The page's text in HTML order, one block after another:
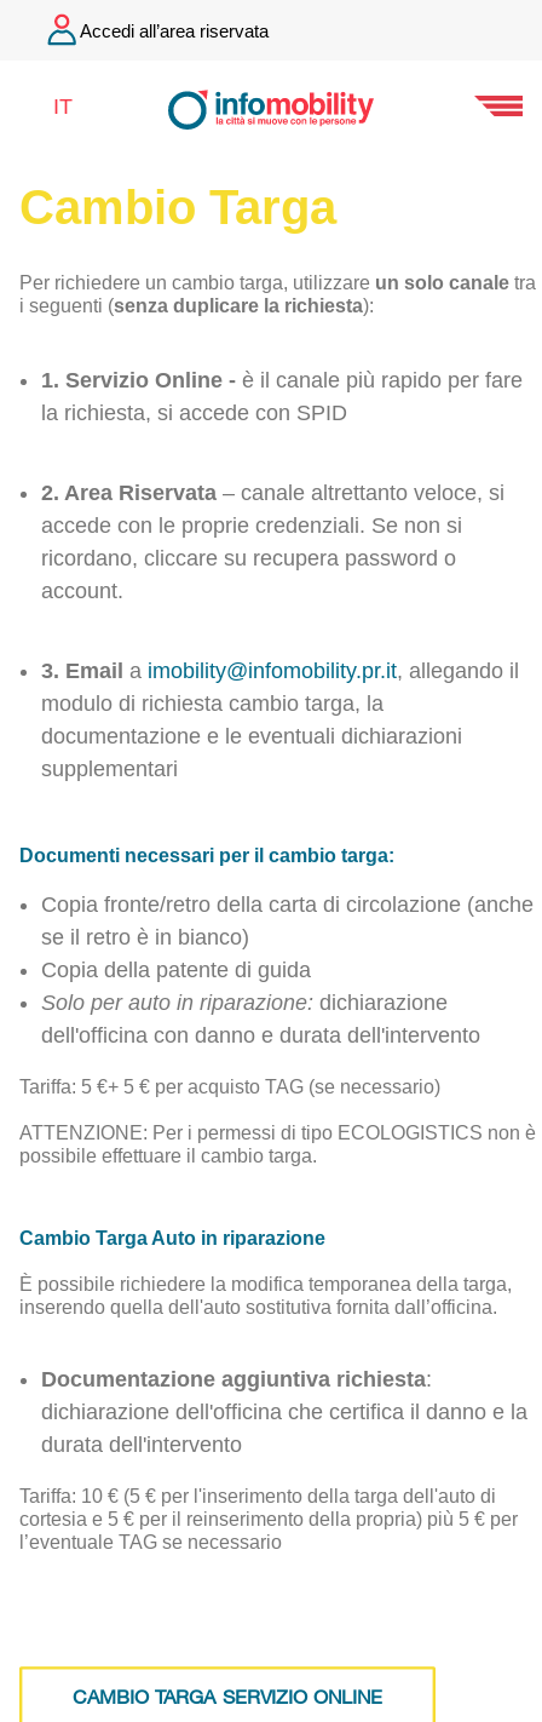
Accedi all’area riservata
IT
Cambio Targa
Per richiedere un cambio targa, utilizzare un solo canale tra
i seguenti (senza duplicare la richiesta):
1. Servizio Online - è il canale più rapido per fare
la richiesta, si accede con SPID
2. Area Riservata – canale altrettanto veloce, si
accede con le proprie credenziali. Se non si
ricordano, cliccare su recupera password o
account.
3. Email a imobility@infomobility.pr.it, allegando il
modulo di richiesta cambio targa, la
documentazione e le eventuali dichiarazioni
supplementari
Documenti necessari per il cambio targa:
Copia fronte/retro della carta di circolazione (anche
se il retro è in bianco)
Copia della patente di guida
Solo per auto in riparazione: dichiarazione
dell'officina con danno e durata dell'intervento
Tariffa: 5 €+ 5 € per acquisto TAG (se necessario)
ATTENZIONE: Per i permessi di tipo ECOLOGISTICS non è
possibile effettuare il cambio targa.
Cambio Targa Auto in riparazione
È possibile richiedere la modifica temporanea della targa,
inserendo quella dell'auto sostitutiva fornita dall’officina.
Documentazione aggiuntiva richiesta:
dichiarazione dell'officina che certifica il danno e la
durata dell'intervento
Tariffa: 10 € (5 € per l'inserimento della targa dell'auto di
cortesia e 5 € per il reinserimento della propria) più 5 € per
l’eventuale TAG se necessario
CAMBIO TARGA SERVIZIO ONLINE